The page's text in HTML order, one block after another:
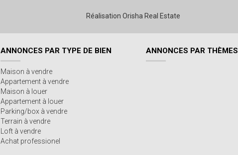
Réalisation Orisha Real Estate
ANNONCES PAR TYPE DE BIEN
Maison à vendre
Appartement à vendre
Maison à louer
Appartement à louer
Parking/box à vendre
Terrain à vendre
Loft à vendre
Achat professionel
ANNONCES PAR THÈMES